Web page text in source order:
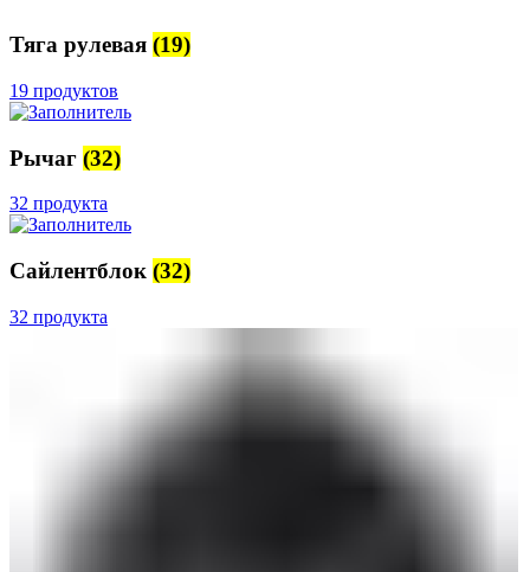
Тяга рулевая (19)
19 продуктов
Рычаг (32)
32 продукта
Сайлентблок (32)
32 продукта